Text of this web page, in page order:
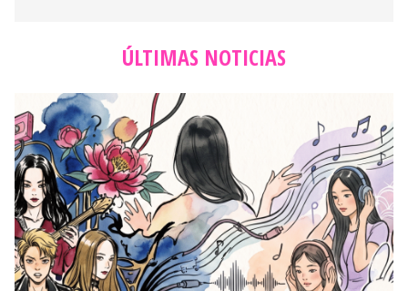
ÚLTIMAS NOTICIAS